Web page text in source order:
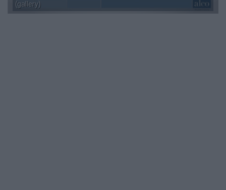
(gallery)